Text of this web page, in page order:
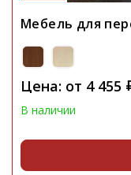
Мебель для
Цена: от 4 455
В наличии